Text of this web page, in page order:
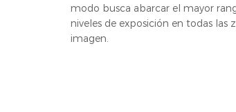
modo busca abarcar el mayor
niveles de exposición en todas las
imagen.